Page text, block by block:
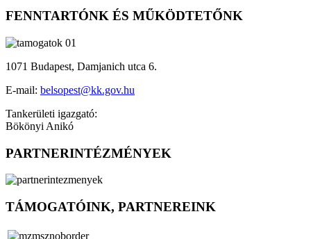
FENNTARTÓNK ÉS MŰKÖDTETŐNK
1071 Budapest, Damjanich utca 6.
E-mail: belsopest@kk.gov.hu
Tankerületi igazgató:
Bökönyi Anikó
PARTNERINTÉZMÉNYEK
TÁMOGATÓINK, PARTNEREINK